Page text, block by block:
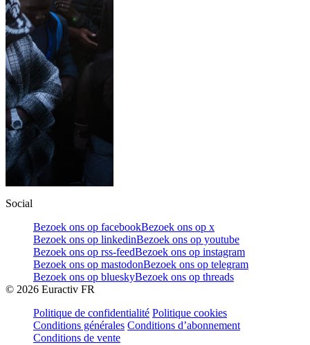
Social
Bezoek ons op facebookBezoek ons op x
Bezoek ons op linkedinBezoek ons op youtube
Bezoek ons op rss-feedBezoek ons op instagram
Bezoek ons op mastodonBezoek ons op telegram
Bezoek ons op blueskyBezoek ons op threads
© 2026 Euractiv FR
Politique de confidentialité Politique cookies
Conditions générales Conditions d’abonnement
Conditions de vente